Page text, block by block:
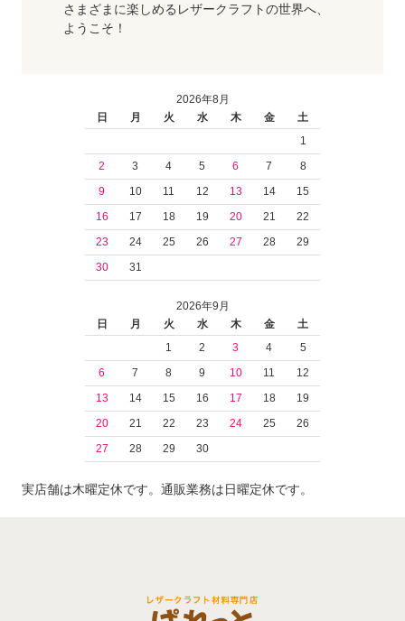
さまざまに楽しめるレザークラフトの世界へ、
ようこそ！
2026年8月
日
月 火 水 木 金
土
1
2
3 4 5 6 7
8
9
10 11 12 13 14
15
16
17 18 19 20 21
22
23
24 25 26 27 28
29
30
31
2026年9月
日
月 火 水 木 金
土
1
2 3 4
5
6
7 8 9 10 11
12
13
14 15 16 17 18
19
20
21 22 23 24 25
26
27
28 29 30
実店舗は木曜定休です。通販業務は日曜定休です。